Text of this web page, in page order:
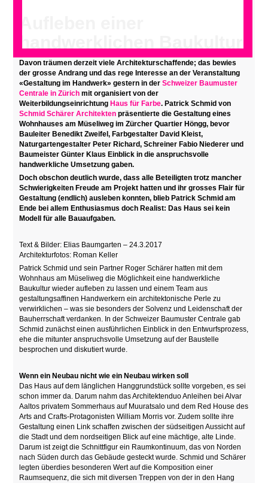
Davon träumen derzeit viele Architekturschaffende; das bewies
der grosse Andrang und das rege Interesse an der Veranstaltung
«Gestaltung im Handwerk» gestern in derSchweizer Baumuster
Centrale in Zürichmit organisiert von der
Weiterbildungseinrichtung Haus für Farbe. Patrick Schmid von
Schmid Schärer Architekten präsentierte die Gestaltung eines
Wohnhauses am Müseliweg im Zürcher Quartier Höngg, bevor
Bauleiter Benedikt Zweifel, Farbgestalter David Kleist,
Naturgartengestalter Peter Richard, Schreiner Fabio Niederer und
Baumeister Günter Klaus Einblick in die anspruchsvolle
handwerkliche Umsetzung gaben.
Doch obschon deutlich wurde, dass alle Beteiligten trotz mancher
Schwierigkeiten Freude am Projekt hatten und ihr grosses Flair für
Gestaltung (endlich) ausleben konnten, blieb Patrick Schmid am
Ende bei allem Enthusiasmus doch Realist: Das Haus sei kein
Modell für alle Bauaufgaben.
Text & Bilder: Elias Baumgarten – 24.3.2017
Architekturfotos: Roman Keller
Patrick Schmid und sein Partner Roger Schärer hatten mit dem
Wohnhaus am Müseliweg die Möglichkeit eine handwerkliche
Baukultur wieder aufleben zu lassen und einem Team aus
gestaltungsaffinen Handwerkern ein architektonische Perle zu
verwirklichen – was sie besonders der Solvenz und Leidenschaft der
Bauherrschaft verdanken. In der Schweizer Baumuster Centrale gab
Schmid zunächst einen ausführlichen Einblick in den Entwurfsprozess,
ehe die mitunter anspruchsvolle Umsetzung auf der Baustelle
besprochen und diskutiert wurde.
Wenn ein Neubau nicht wie ein Neubau wirken soll
Das Haus auf dem länglichen Hanggrundstück sollte vorgeben, es sei
schon immer da. Darum nahm das Architektenduo Anleihen bei Alvar
Aaltos privatem Sommerhaus auf Muuratsalo und dem Red House des
Arts and Crafts-Protagonisten William Morris vor. Zudem sollte ihre
Gestaltung einen Link schaffen zwischen der südseitigen Aussicht auf
die Stadt und dem nordseitigen Blick auf eine mächtige, alte Linde.
Darum ist zeigt die Schnittfigur ein Raumkontinuum, das von Norden
nach Süden durch das Gebäude gesteckt wurde. Schmid und Schärer
legten überdies besonderen Wert auf die Komposition einer
Raumsequenz, die sich mit diversen Treppen von der in den Hang